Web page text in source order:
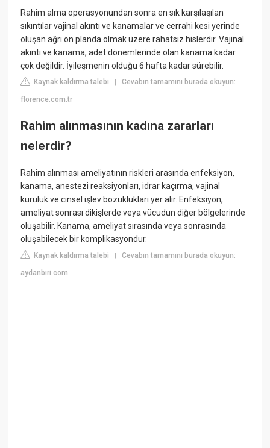
Rahim alma operasyonundan sonra en sık karşılaşılan
sıkıntılar vajinal akıntı ve kanamalar ve cerrahi kesi yerinde
oluşan ağrı ön planda olmak üzere rahatsız hislerdir. Vajinal
akıntı ve kanama, adet dönemlerinde olan kanama kadar
çok değildir. İyileşmenin olduğu 6 hafta kadar sürebilir.
Kaynak kaldırma talebi |Cevabın tamamını burada okuyun:
florence.com.tr
Rahim alınmasının kadına zararları
nelerdir?
Rahim alınması ameliyatının riskleri arasında enfeksiyon,
kanama, anestezi reaksiyonları, idrar kaçırma, vajinal
kuruluk ve cinsel işlev bozuklukları yer alır. Enfeksiyon,
ameliyat sonrası dikişlerde veya vücudun diğer bölgelerinde
oluşabilir. Kanama, ameliyat sırasında veya sonrasında
oluşabilecek bir komplikasyondur.
Kaynak kaldırma talebi |Cevabın tamamını burada okuyun:
aydanbiri.com